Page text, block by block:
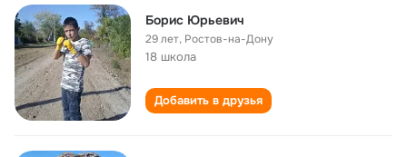
Борис Юрьевич
29 лет, Ростов-на-Дону
18 школа
Добавить в друзья